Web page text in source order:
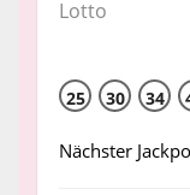
25 30 34
Nächster